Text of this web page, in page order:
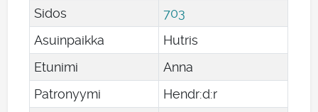
Sidos
703
Asuinpaikka
Hutris
Etunimi
Anna
Patronyymi
Hendr:d:r